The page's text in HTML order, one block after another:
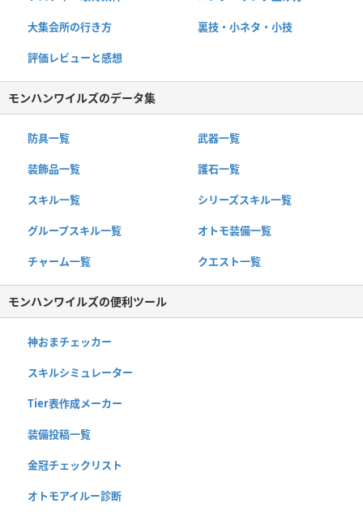
大集会所の行き方 裏技・小ネタ・小技
評価レビューと感想
モンハンワイルズのデータ集
防具一覧 武器一覧
装飾品一覧 護石一覧
スキル一覧 シリーズスキル一覧
グループスキル一覧 オトモ装備一覧
チャーム一覧 クエスト一覧
モンハンワイルズの便利ツール
神おまチェッカー
スキルシミュレーター
Tier表作成メーカー
装備投稿一覧
金冠チェックリスト
オトモアイルー診断